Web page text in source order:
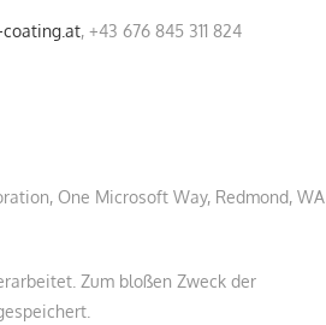
, +43 676 845 311 824​
One Microsoft Way, Redmond, WA
Zum bloßen Zweck der